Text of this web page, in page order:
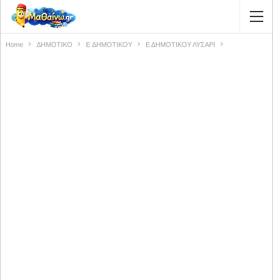
Home ΔΗΜΟΤΙΚΟ E ΔΗΜΟΤΙΚΟΥ Ε ΔΗΜΟΤΙΚΟΥ ΛΥΣΑΡΙ